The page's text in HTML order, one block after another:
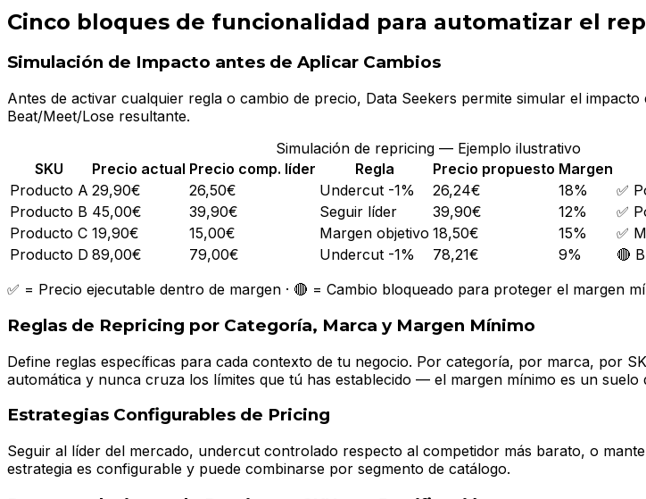
Cinco bloques de funcionalidad para automatizar el
Simulación de Impacto antes de Aplicar Cambios
Antes de activar cualquier regla o cambio de precio, Data Seekers permite simular el
Beat/Meet/Lose resultante.
Simulación de repricing — Ejemplo ilustrativo
SKU
Precio actual Precio comp. líder Regla Precio propuesto Margen
Producto A 29,90€ 26,50€ Undercut -1% 26,24€ 18%
✅
Producto B 45,00€ 39,90€ Seguir líder 39,90€ 12%
✅
Producto C 19,90€ 15,00€ Margen objetivo 18,50€ 15%
✅
Producto D 89,00€ 79,00€ Undercut -1% 78,21€ 9%
🔴
✅ = Precio ejecutable dentro de margen · 🔴 = Cambio bloqueado para proteger el margen
Reglas de Repricing por Categoría, Marca y Margen Mínimo
Define reglas específicas para cada contexto de tu negocio. Por categoría, por marca, por
automática y nunca cruza los límites que tú has establecido — el margen mínimo es un suelo
Estrategias Configurables de Pricing
Seguir al líder del mercado, undercut controlado respecto al competidor más barato, o
estrategia es configurable y puede combinarse por segmento de catálogo.